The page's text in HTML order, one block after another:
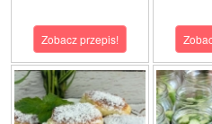
Zobacz przepis!